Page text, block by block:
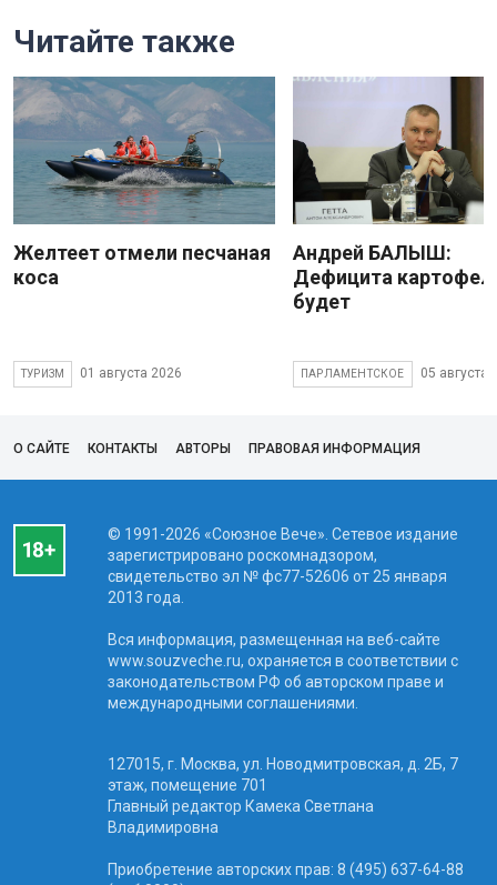
Читайте также
Желтеет отмели песчаная
коса
ТУРИЗМ 01 августа 2026
Андрей БАЛЫШ:
Дефицита
будет
ПАРЛАМЕНТСКОЕ 05 августа
О САЙТЕ КОНТАКТЫ АВТОРЫ ПРАВОВАЯ ИНФОРМАЦИЯ
© 1991-2026 «Союзное Вече». Сетевое издание
зарегистрировано роскомнадзором,
свидетельство эл № фc77-52606 от 25 января
2013 года.
Вся информация, размещенная на веб-сайте
www.souzveche.ru, охраняется в соответствии с
законодательством РФ об авторском праве и
международными соглашениями.
127015, г. Москва, ул. Новодмитровская, д. 2Б, 7
этаж, помещение 701
Главный редактор Камека Светлана
Владимировна
Приобретение авторских прав: 8 (495) 637-64-88